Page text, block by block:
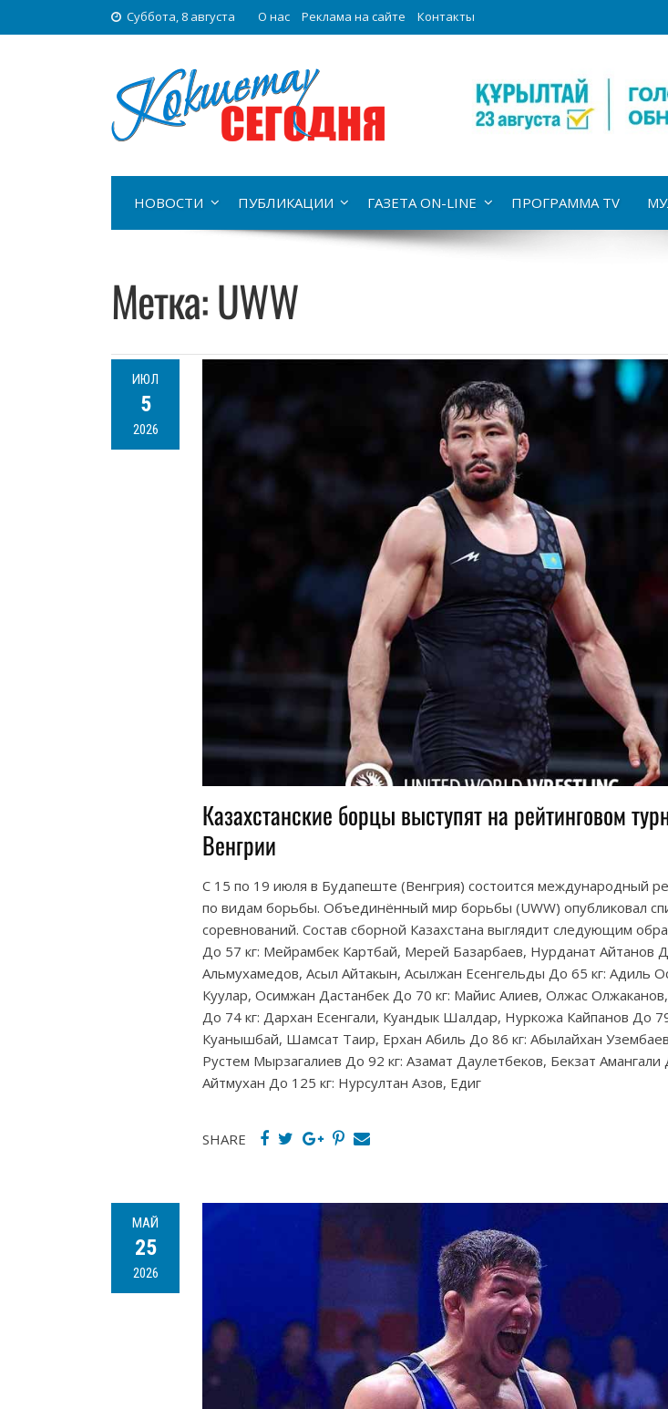
Суббота, 8 августа О нас Реклама на сайте Контакты
НОВОСТИ ПУБЛИКАЦИИ ГАЗЕТА ON-LINE ПРОГРАММА TV
Метка:UWW
ИЮЛ
5
2026
Казахстанские борцы выступят на рейтинговом
Венгрии
С 15 по 19 июля в Будапеште (Венгрия) состоится международный
по видам борьбы. Объединённый мир борьбы (UWW) опубликовал
соревнований. Состав сборной Казахстана выглядит следующим
До 57 кг: Мейрамбек Картбай, Мерей Базарбаев, Нурданат Айтанов
Альмухамедов, Асыл Айтакын, Асылжан Есенгельды До 65 кг: Адиль
Куулар, Осимжан Дастанбек До 70 кг: Майис Алиев, Олжас
До 74 кг: Дархан Есенгали, Куандык Шалдар, Нуркожа Кайпанов До
Куанышбай, Шамсат Таир, Ерхан Абиль До 86 кг: Абылайхан
Рустем Мырзагалиев До 92 кг: Азамат Даулетбеков, Бекзат Амангали
Айтмухан До 125 кг: Нурсултан Азов, Едиг
SHARE
МАЙ
25
2026